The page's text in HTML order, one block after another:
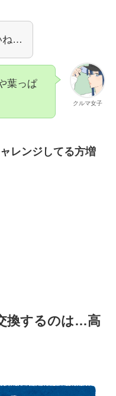
ね…
クルマ女子
葉っぱ
レンジしてる方増
換するのは…高